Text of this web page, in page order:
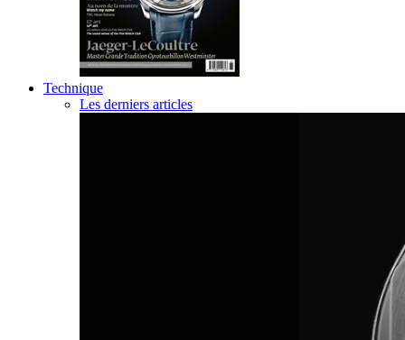
Technique
Les derniers articles